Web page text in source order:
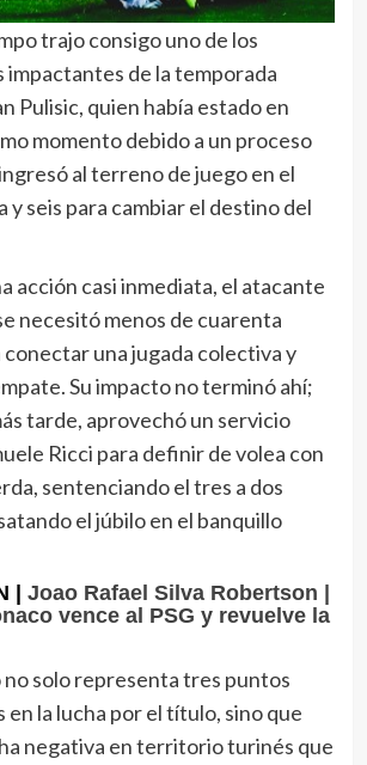
trajo consigo uno de los
impactantes de la temporada
Pulisic, quien había estado en
momento debido a un proceso
al terreno de juego en el
y seis para cambiar el destino del
acción casi inmediata, el atacante
necesitó menos de cuarenta
conectar una jugada colectiva y
Su impacto no terminó ahí;
tarde, aprovechó un servicio
Ricci para definir de volea con
sentenciando el tres a dos
el júbilo en el banquillo
| Joao Rafael Silva Robertson |
vence al PSG y revuelve la
solo representa tres puntos
la lucha por el título, sino que
negativa en territorio turinés que